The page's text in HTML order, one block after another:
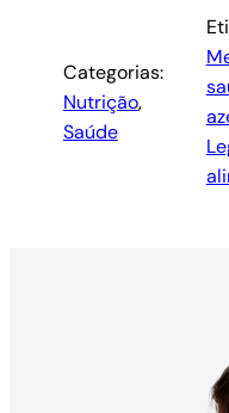
Categorias:
Nutrição,
Saúde